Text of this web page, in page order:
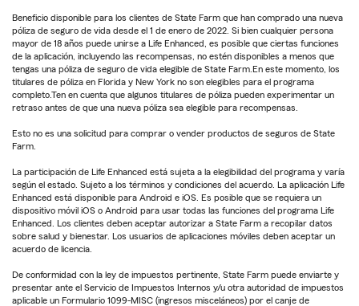
Beneficio disponible para los clientes de State Farm que han comprado una nueva
póliza de seguro de vida desde el 1 de enero de 2022. Si bien cualquier persona
mayor de 18 años puede unirse a Life Enhanced, es posible que ciertas funciones
de la aplicación, incluyendo las recompensas, no estén disponibles a menos que
tengas una póliza de seguro de vida elegible de State Farm.En este momento, los
titulares de póliza en Florida y New York no son elegibles para el programa
completo.Ten en cuenta que algunos titulares de póliza pueden experimentar un
retraso antes de que una nueva póliza sea elegible para recompensas.
Esto no es una solicitud para comprar o vender productos de seguros de State
Farm.
La participación de Life Enhanced está sujeta a la elegibilidad del programa y varía
según el estado. Sujeto a los términos y condiciones del acuerdo. La aplicación Life
Enhanced está disponible para Android e iOS. Es posible que se requiera un
dispositivo móvil iOS o Android para usar todas las funciones del programa Life
Enhanced. Los clientes deben aceptar autorizar a State Farm a recopilar datos
sobre salud y bienestar. Los usuarios de aplicaciones móviles deben aceptar un
acuerdo de licencia.
De conformidad con la ley de impuestos pertinente, State Farm puede enviarte y
presentar ante el Servicio de Impuestos Internos y/u otra autoridad de impuestos
aplicable un Formulario 1099-MISC (ingresos misceláneos) por el canje de